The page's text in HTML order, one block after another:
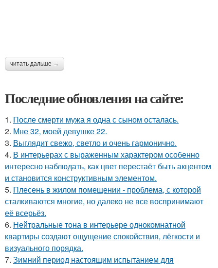
читать дальше →
Последние обновления на сайте:
1. После смерти мужа я одна с сыном осталась.
2. Мне 32, моей девушке 22.
3. Выглядит свежо, светло и очень гармонично.
4. В интерьерах с выраженным характером особенно
интересно наблюдать, как цвет перестаёт быть акцентом
и становится конструктивным элементом.
5. Плесень в жилом помещении - проблема, с которой
сталкиваются многие, но далеко не все воспринимают
её всерьёз.
6. Нейтральные тона в интерьере однокомнатной
квартиры создают ощущение спокойствия, лёгкости и
визуального порядка.
7. Зимний период настоящим испытанием для